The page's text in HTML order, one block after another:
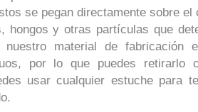
se pegan directamente sobre el
hongos y otras partículas que
material de fabricación
por lo que puedes retirarlo
usar cualquier estuche para